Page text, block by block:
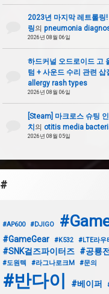
2023년 마지막 레트롤링
링의 pneumonia
2026년 08월 06일
하드커널 오드로이드 고
텀 + 사운드 수리 관련 삽
allergy rash types
2026년 08월 06일
[Steam] 마크로스 슈팅
치의 otitis media
2026년 08월 05일
#
#AP600 #DJIGO
#GameGear #K532 #LTE라우
#SNK걸즈파이터즈 #공룡
#도원텍
#라그나로크M #문의
#반다이 #베이퍼